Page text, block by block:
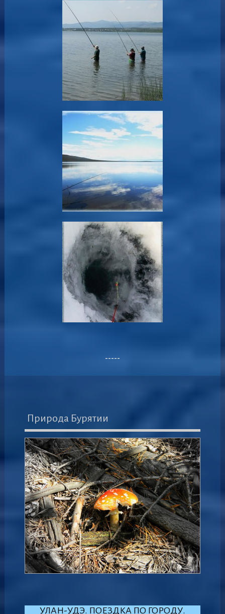
-----
Природа Бурятии
УЛАН-УДЭ. ПОЕЗДКА ПО ГОРОДУ.